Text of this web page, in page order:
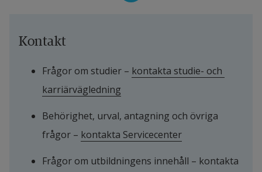
Uppföljning program
Var sjätte år gör vi också en större utvärdering av
varje program. Du hittar dessa utvärderingar här:
Utvärdering program
Kontakt
Frågor om studier – kontakta studie- och
karriärvägledning
Behörighet, urval, antagning och övriga
frågor – kontakta Servicecenter
Frågor om utbildningens innehåll – kontakta